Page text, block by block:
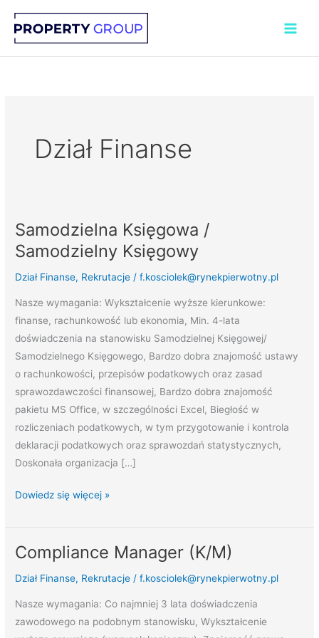
treści
Dział Finanse
Samodzielna Księgowa /
Samodzielny Księgowy
Dział Finanse, Rekrutacje /f.kosciolek@rynekpierwotny.pl
Nasze wymagania: Wykształcenie wyższe kierunkowe:
finanse, rachunkowość lub ekonomia, Min. 4-lata
doświadczenia na stanowisku Samodzielnej Księgowej/
Samodzielnego Księgowego, Bardzo dobra znajomość ustawy
o rachunkowości, przepisów podatkowych oraz zasad
sprawozdawczości finansowej, Bardzo dobra znajomość
pakietu MS Office, w szczególności Excel, Biegłość w
rozliczeniach podatkowych, w tym przygotowanie i kontrola
deklaracji podatkowych oraz sprawozdań statystycznych,
Doskonała organizacja […]
Samodzielna
Księgowa
Samodzielny
Księgowy
Dowiedz się więcej »
Compliance Manager (K/M)
Dział Finanse, Rekrutacje /f.kosciolek@rynekpierwotny.pl
Nasze wymagania: Co najmniej 3 lata doświadczenia
zawodowego na podobnym stanowisku, Wykształcenie
Compliance
(K/M)